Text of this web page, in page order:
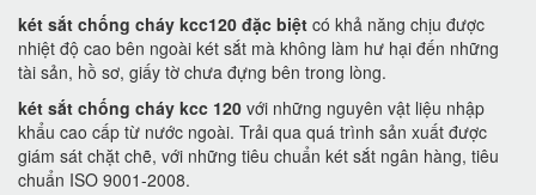
két sắt chống cháy kcc120 đặc biệt có khả năng chịu được
nhiệt độ cao bên ngoài két sắt mà không làm hư hại đến những
tài sản, hồ sơ, giấy tờ chưa đựng bên trong lòng.
két sắt chống cháy kcc 120 với những nguyên vật liệu nhập
khẩu cao cấp từ nước ngoài. Trải qua quá trình sản xuất được
giám sát chặt chẽ, với những tiêu chuẩn két sắt ngân hàng, tiêu
chuẩn ISO 9001-2008.